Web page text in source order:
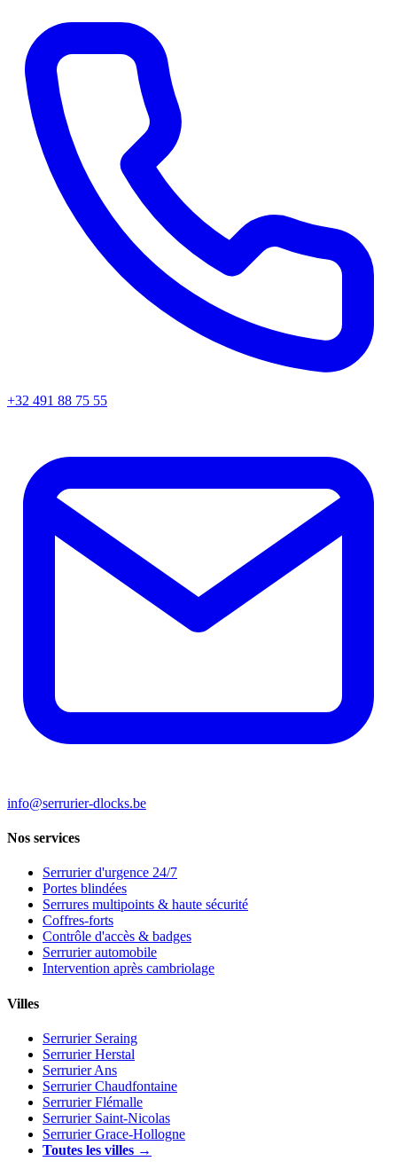
+32 491 88 75 55
info@serrurier-dlocks.be
Nos services
Serrurier d'urgence 24/7
Portes blindées
Serrures multipoints & haute sécurité
Coffres-forts
Contrôle d'accès & badges
Serrurier automobile
Intervention après cambriolage
Villes
Serrurier Seraing
Serrurier Herstal
Serrurier Ans
Serrurier Chaudfontaine
Serrurier Flémalle
Serrurier Saint-Nicolas
Serrurier Grace-Hollogne
Toutes les villes →